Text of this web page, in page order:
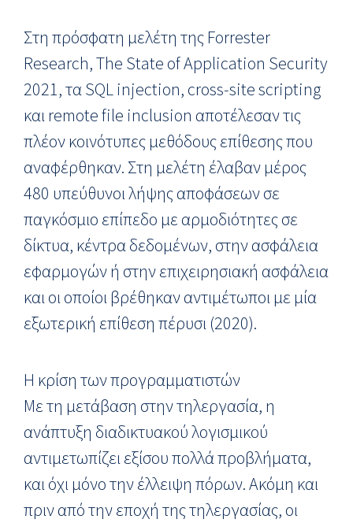
Στη πρόσφατη μελέτη της Forrester
Research, The State of Application Security
2021, τα SQL injection, cross-site scripting
και remote file inclusion αποτέλεσαν τις
πλέον κοινότυπες μεθόδους επίθεσης που
αναφέρθηκαν. Στη μελέτη έλαβαν μέρος
480 υπεύθυνοι λήψης αποφάσεων σε
παγκόσμιο επίπεδο με αρμοδιότητες σε
δίκτυα, κέντρα δεδομένων, στην ασφάλεια
εφαρμογών ή στην επιχειρησιακή ασφάλεια
και οι οποίοι βρέθηκαν αντιμέτωποι με μία
εξωτερική επίθεση πέρυσι (2020).
Η κρίση των προγραμματιστών
Με τη μετάβαση στην τηλεργασία, η
ανάπτυξη διαδικτυακού λογισμικού
αντιμετωπίζει εξίσου πολλά προβλήματα,
και όχι μόνο την έλλειψη πόρων. Ακόμη και
πριν από την εποχή της τηλεργασίας, οι